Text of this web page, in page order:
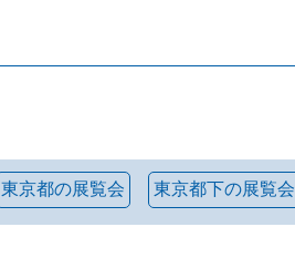
東京都の展覧会 東京都下の展覧会